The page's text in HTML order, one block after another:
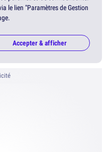
le lien "Paramètres de Gestion
Accepter & afficher